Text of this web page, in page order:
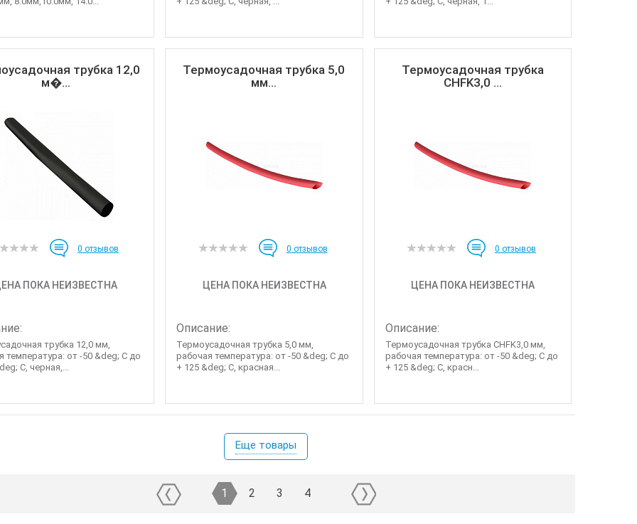
трубка 12,0
м�...
0 отзывов
ПОКА НЕИЗВЕСТНА
трубка 12,0 мм,
температура: от -50 &deg; C до
C, черная,...
Термоусадочная трубка 5,0
мм...
0 отзывов
ЦЕНА ПОКА НЕИЗВЕСТНА
Описание:
Термоусадочная трубка 5,0 мм,
рабочая температура: от -50 &deg; C до
+ 125 &deg; C, красная...
Термоусадочная трубка
CHFK3,0 ...
0 отзывов
ЦЕНА ПОКА НЕИЗВЕСТНА
Описание:
Термоусадочная трубка CHFK3,0 мм,
рабочая температура: от -50 &deg; C до
+ 125 &deg; C, красн...
Еще товары
1 2 3 4